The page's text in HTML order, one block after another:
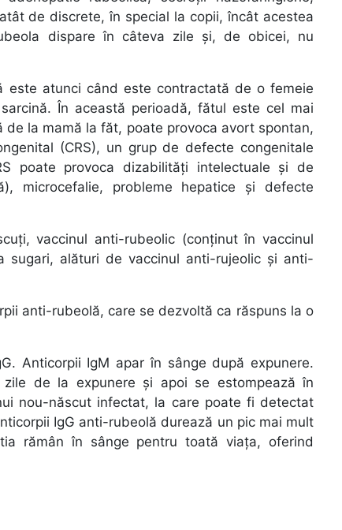
de discrete, în special la copii, încât acestea
dispare în câteva zile și, de obicei, nu
este atunci când este contractată de o femeie
În această perioadă, fătul este cel mai
la mamă la făt, poate provoca avort spontan,
(CRS), un grup de defecte congenitale
poate provoca dizabilități intelectuale și de
microcefalie, probleme hepatice și defecte
vaccinul anti-rubeolic (conținut în vaccinul
sugari, alături de vaccinul anti-rujeolic și anti-
anti-rubeolă, care se dezvoltă ca răspuns la o
Anticorpii IgM apar în sânge după expunere.
de la expunere și apoi se estompează în
nou-născut infectat, la care poate fi detectat
IgG anti-rubeolă durează un pic mai mult
rămân în sânge pentru toată viața, oferind